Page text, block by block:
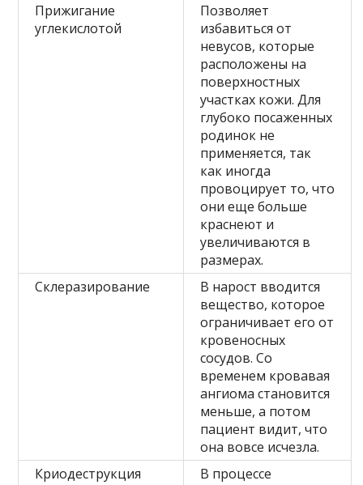
Прижигание
углекислотой
Позволяет
избавиться от
невусов, которые
расположены на
поверхностных
участках кожи. Для
глубоко посаженных
родинок не
применяется, так
как иногда
провоцирует то, что
они еще больше
краснеют и
увеличиваются в
размерах.
Склеразирование
В нарост вводится
вещество, которое
ограничивает его от
кровеносных
сосудов. Со
временем кровавая
ангиома становится
меньше, а потом
пациент видит, что
она вовсе исчезла.
Криодеструкция
В процессе